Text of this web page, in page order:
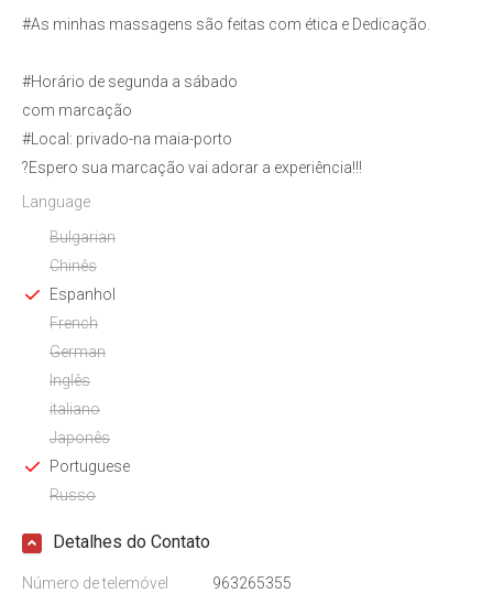
#As minhas massagens são feitas com ética e Dedicação.
#Horário de segunda a sábado
com marcação
#Local: privado-na maia-porto
?Espero sua marcação vai adorar a experiência!!!
Language
Bulgarian
Chinês
Espanhol
French
German
Inglês
italiano
Japonês
Portuguese
Russo
Detalhes do Contato
Número de telemóvel 963265355